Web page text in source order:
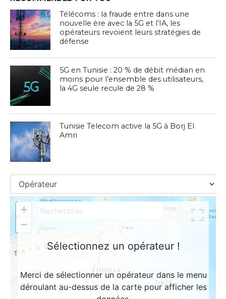
Télécoms : la fraude entre dans une
nouvelle ère avec la 5G et l’IA, les
opérateurs revoient leurs stratégies de
défense
5G en Tunisie : 20 % de débit médian en
moins pour l’ensemble des utilisateurs,
la 4G seule recule de 28 %
Tunisie Telecom active la 5G à Borj El
Amri